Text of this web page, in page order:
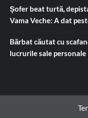
Șofer beat turtă,
Vama Veche: A dat
Bărbat căutat cu
lucrurile sale personale